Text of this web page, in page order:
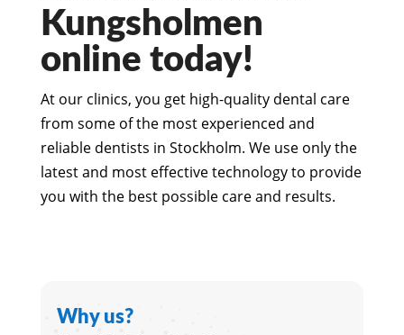
Kungsholmen
online today!
At our clinics, you get high-quality dental care
from some of the most experienced and
reliable dentists in Stockholm. We use only the
latest and most effective technology to provide
you with the best possible care and results.
Why us?